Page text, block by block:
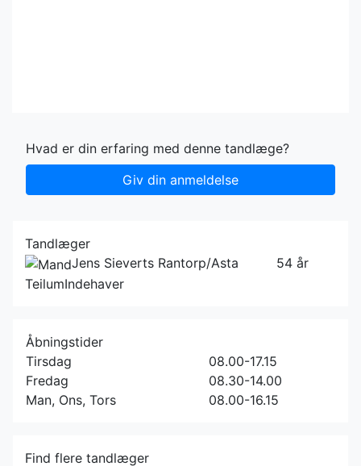
Hvad er din erfaring med denne tandlæge?
Giv din anmeldelse
Tandlæger
Jens Sieverts Rantorp/Asta
TeilumIndehaver
54 år
Åbningstider
Tirsdag
08.00-17.15
Fredag
08.30-14.00
Man, Ons, Tors
08.00-16.15
Find flere tandlæger